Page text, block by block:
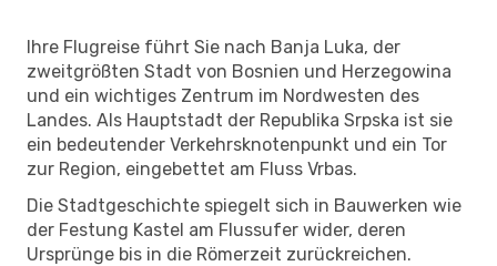
Ihre Flugreise führt Sie nach Banja Luka, der
zweitgrößten Stadt von Bosnien und Herzegowina
und ein wichtiges Zentrum im Nordwesten des
Landes. Als Hauptstadt der Republika Srpska ist sie
ein bedeutender Verkehrsknotenpunkt und ein Tor
zur Region, eingebettet am Fluss Vrbas.
Die Stadtgeschichte spiegelt sich in Bauwerken wie
der Festung Kastel am Flussufer wider, deren
Ursprünge bis in die Römerzeit zurückreichen.